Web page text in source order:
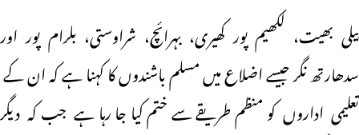
پیلی بھیت، لکھیم پور کھیری، بہرائچ، شراوستی، بلرام پور اور
سدھارتھ نگر جیسے اضلاع میں مسلم باشندوں کا کہنا ہے کہ ان کے
تعلیمی اداروں کو منظم طریقے سے ختم کیا جا رہا ہے جب کہ دیگر